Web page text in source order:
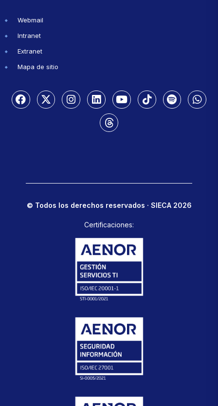
Webmail
Intranet
Extranet
Mapa de sitio
© Todos los derechos reservados · SIECA 2026
Certificaciones: